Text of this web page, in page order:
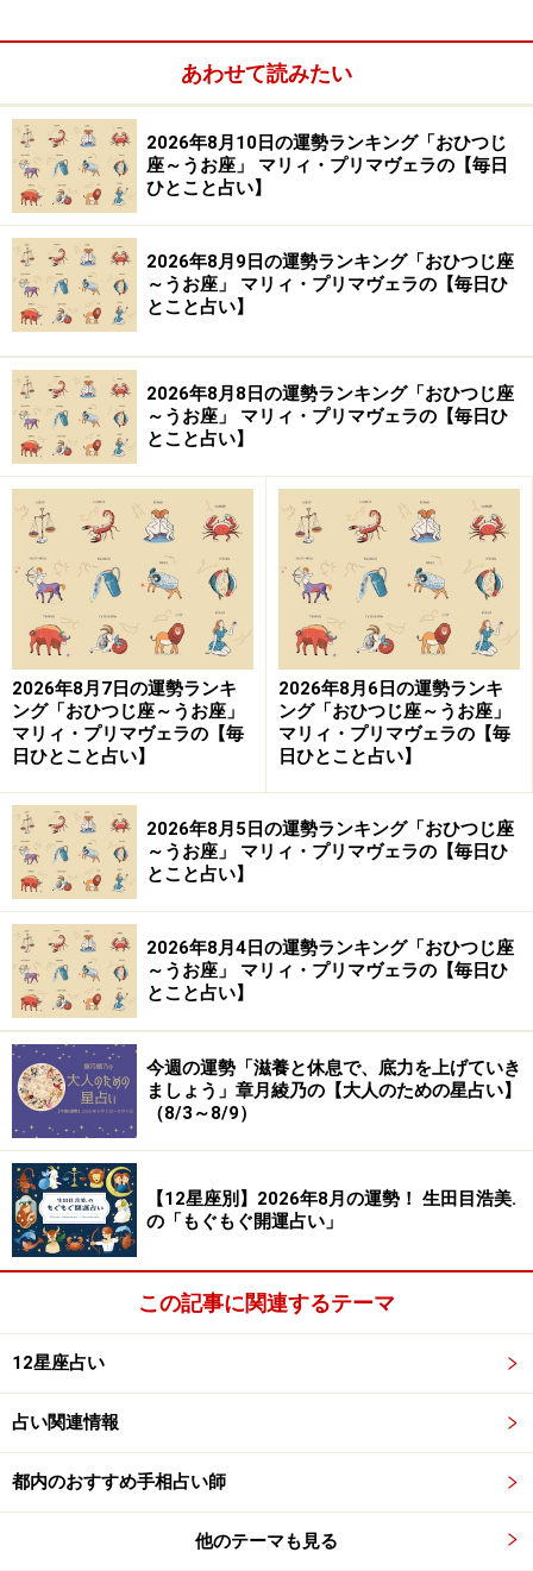
「成り行き」が自分には合っているのかも
その時代のテーマを感じながら、喜んでもらえるものを
書きたい
脚本家からの転身。「占い師」の道に進ん
だ理由
――占い師として20年ほどのキャリアをお持ちの章月さ
ん。どのようなきっかけで占い師になったのでしょう
か？
章月綾乃さん（以下、章月）
：地元の高校を卒業後、戯
曲を学ぶ学校に進み、演劇事務所に所属して脚本の仕事
をしていました。でも半年ほどで、ある事情から挫折し
てしまって。その後に入ったのが、占い記事を制作する
プロダクションだったんです。そこでゴーストライター
として7年ほど働き、最終的に独立しました。
占いの世界に飛び込むのに、何か特別なきっかけがあっ
たかというと、そうではなくて。でも私は雑誌世代なの
で、巻末の星占いのページは必ず読んでいましたね。実
は同じ制作プロダクションに2回応募していて、最初は
落ちてしまったんです（笑）。2回目で無事採用され、
占いライターとしてのキャリアが始まりました。
その会社でさまざまな記事を書いているうちに、西洋占
星術をはじめとする占術の基礎が自然と身に付いて、気
付けば個人でも仕事を受けられるようになっていまし
た。今も当時から続いているお仕事がありますよ。
メディアで人気の占い師に。徐々に道が開
けていく
れています。どのようにお仕事が広がっていったのでし
ょうか。
章月：1本記事を書くと、ありがたいことに反響があっ
て、「別の記事もお願いできますか」と声を掛けていた
て、そこでまた新たなご縁につながったり。そんなふう
あわせて読みたい
2026年8月10日の運勢ランキング「おひつじ
座～うお座」 マリィ・プリマヴェラの【毎日
ひとこと占い】
2026年8月9日の運勢ランキング「おひつじ座
～うお座」 マリィ・プリマヴェラの【毎日ひ
とこと占い】
2026年8月8日の運勢ランキング「おひつじ座
～うお座」 マリィ・プリマヴェラの【毎日ひ
とこと占い】
2026年8月7日の運勢ランキ
ング「おひつじ座～うお座」
マリィ・プリマヴェラの【毎
日ひとこと占い】
2026年8月6日の運勢ランキ
ング「おひつじ座～うお座」
マリィ・プリマヴェラの【毎
日ひとこと占い】
2026年8月5日の運勢ランキング「おひつじ座
～うお座」 マリィ・プリマヴェラの【毎日ひ
とこと占い】
2026年8月4日の運勢ランキング「おひつじ座
～うお座」 マリィ・プリマヴェラの【毎日ひ
とこと占い】
今週の運勢「滋養と休息で、底力を上げていき
ましょう」章月綾乃の【大人のための星占い】
（8/3～8/9）
【12星座別】2026年8月の運勢！ 生田目浩美.
の「もぐもぐ開運占い」
この記事に関連するテーマ
12星座占い
占い関連情報
都内のおすすめ手相占い師
他のテーマも見る